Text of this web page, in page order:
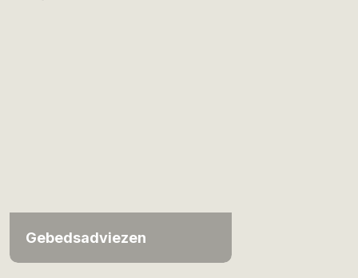
Gebedsadviezen